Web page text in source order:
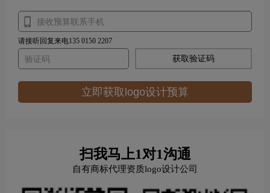
请接听回复来电135 0150 2207
获取验证码
立即获取logo设计预算
扫我马上1对1沟通
自有商标代理资质logo设计公司